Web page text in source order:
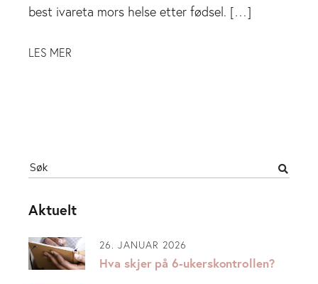
best ivareta mors helse etter fødsel. […]
LES MER
Aktuelt
26. JANUAR 2026
Hva skjer på 6-ukerskontrollen?